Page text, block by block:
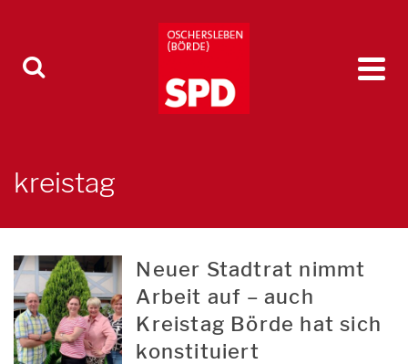
kreistag
Neuer Stadtrat nimmt
Arbeit auf – auch
Kreistag Börde hat sich
konstituiert